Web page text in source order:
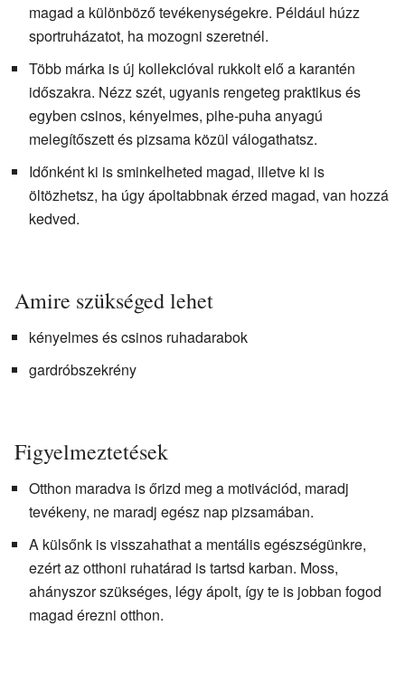
magad a különböző tevékenységekre. Például húzz
sportruházatot, ha mozogni szeretnél.
Több márka is új kollekcióval rukkolt elő a karantén
időszakra. Nézz szét, ugyanis rengeteg praktikus és
egyben csinos, kényelmes, pihe-puha anyagú
melegítőszett és pizsama közül válogathatsz.
Időnként ki is sminkelheted magad, illetve ki is
öltözhetsz, ha úgy ápoltabbnak érzed magad, van hozzá
kedved.
Amire szükséged lehet
kényelmes és csinos ruhadarabok
gardróbszekrény
Figyelmeztetések
Otthon maradva is őrizd meg a motivációd, maradj
tevékeny, ne maradj egész nap pizsamában.
A külsőnk is visszahathat a mentális egészségünkre,
ezért az otthoni ruhatárad is tartsd karban. Moss,
ahányszor szükséges, légy ápolt, így te is jobban fogod
magad érezni otthon.